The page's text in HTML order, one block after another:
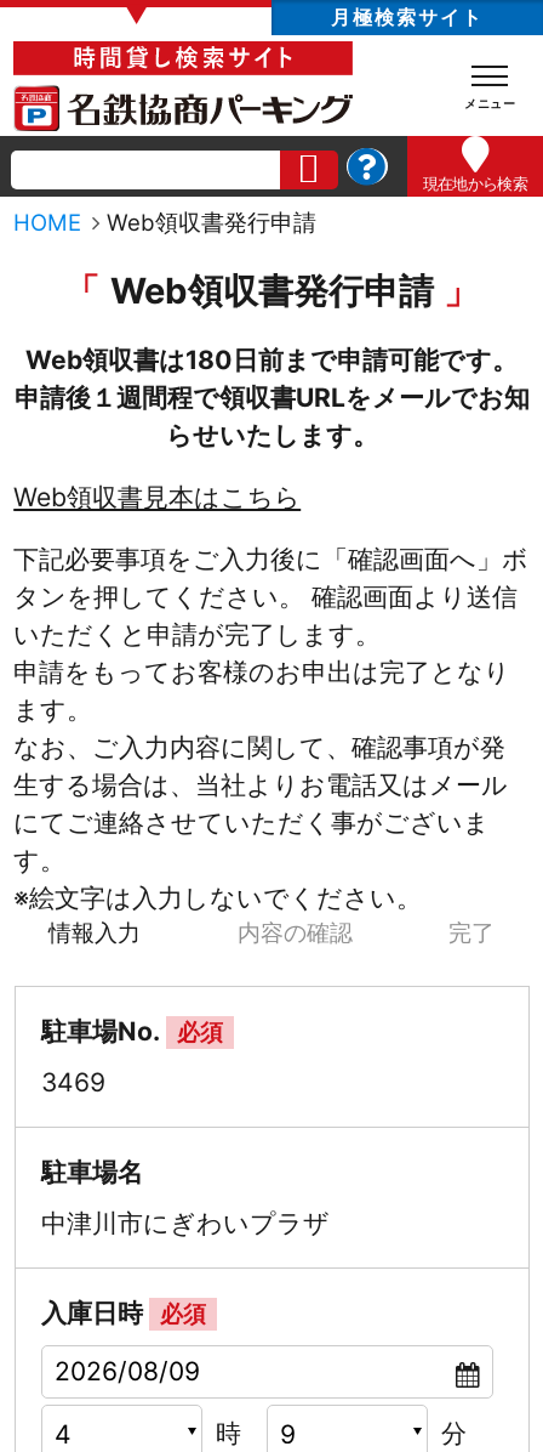
▼ 月極検索サイト
現在地から検索
HOME Web領収書発行申請
Web領収書発行申請
Web領収書は180日前まで申請可能です。
申請後１週間程で領収書URLをメールでお知
らせいたします。
Web領収書見本はこちら
下記必要事項をご入力後に「確認画面へ」ボ
タンを押してください。 確認画面より送信
いただくと申請が完了します。
申請をもってお客様のお申出は完了となり
ます。
なお、ご入力内容に関して、確認事項が発
生する場合は、当社よりお電話又はメール
にてご連絡させていただく事がございま
す。
※絵文字は入力しないでください。
情報入力 内容の確認 完了
駐車場No. 必須
3469
駐車場名
中津川市にぎわいプラザ
入庫日時 必須
時 分